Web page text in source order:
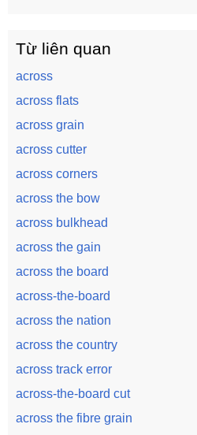
Từ liên quan
across
across flats
across grain
across cutter
across corners
across the bow
across bulkhead
across the gain
across the board
across-the-board
across the nation
across the country
across track error
across-the-board cut
across the fibre grain